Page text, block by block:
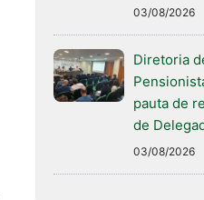
03/08/2026
Diretoria
pauta de
de
03/08/2026